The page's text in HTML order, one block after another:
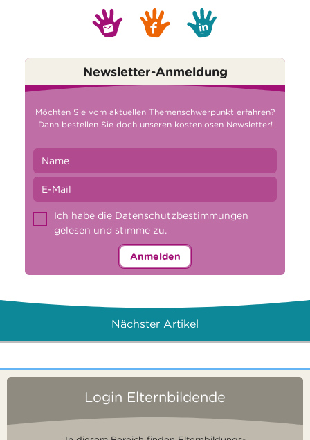
Newsletter-Anmeldung
Möchten Sie vom aktuellen Themenschwerpunkt erfahren?
Dann bestellen Sie doch unseren kostenlosen Newsletter!
Ich habe die Datenschutzbestimmungen
gelesen und stimme zu.
Anmelden
Nächster Artikel
Login Elternbildende